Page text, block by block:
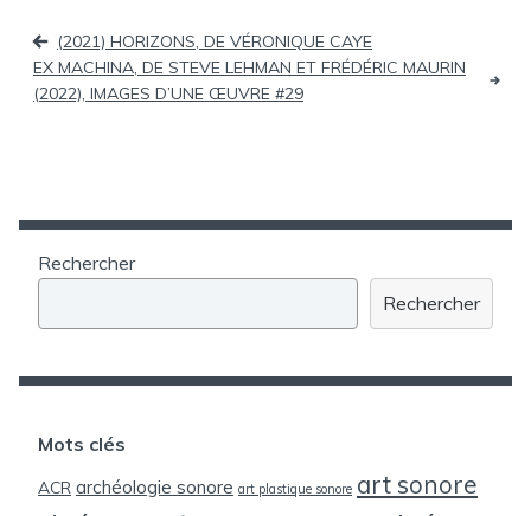
Navigation
de
l’article
(2021) HORIZONS, DE VÉRONIQUE CAYE
EX MACHINA, DE STEVE LEHMAN ET FRÉDÉRIC MAURIN
(2022), IMAGES D’UNE ŒUVRE #29
Rechercher
Rechercher
Mots clés
ACR archéologie sonore art plastique sonore art sonore